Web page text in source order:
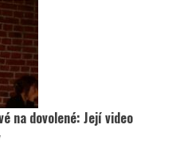
na dovolené: Její video